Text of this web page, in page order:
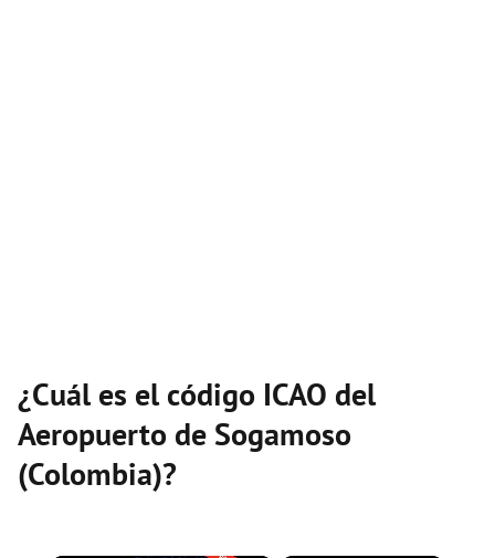
¿Cuál es el código ICAO del
Aeropuerto de Sogamoso
(Colombia)?